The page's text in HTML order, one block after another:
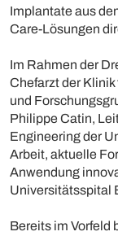
Implantate aus
Care-Lösungen
Im Rahmen der
Chefarzt der
und
Philippe Catin,
Engineering der
Arbeit, aktuelle
Anwendung
Universitätsspital
Bereits im Vorfeld